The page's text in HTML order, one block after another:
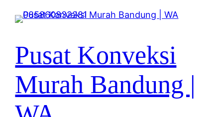
Lewati
Pusat Konveksi
Murah Bandung |